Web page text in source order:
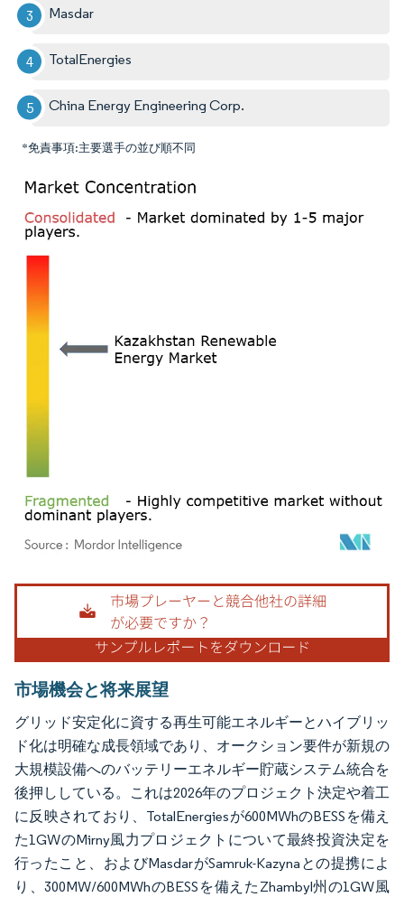
Masdar
TotalEnergies
China Energy Engineering Corp.
*免責事項:主要選手の並び順不同
画像 © Mordor Intelligence。再利用にはCC BY 4.0の表示が必要です。
市場機会と将来展望
グリッド安定化に資する再生可能エネルギーとハイブリッ
ド化は明確な成長領域であり、オークション要件が新規の
大規模設備へのバッテリーエネルギー貯蔵システム統合を
後押ししている。これは2026年のプロジェクト決定や着工
に反映されており、TotalEnergiesが600MWhのBESSを備え
た1GWのMirny風力プロジェクトについて最終投資決定を
行ったこと、およびMasdarがSamruk-Kazynaとの提携によ
り、300MW/600MWhのBESSを備えたZhambyl州の1GW風